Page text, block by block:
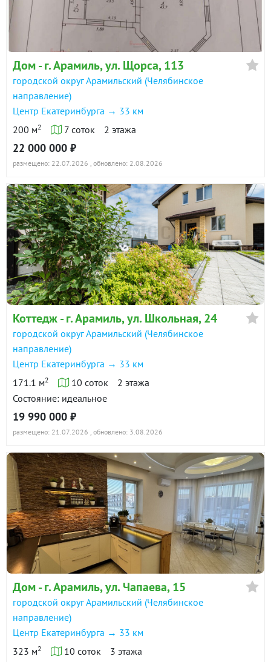
Дом - г. Арамиль, ул. Щорса, 113
городской округ Арамильский (Челябинское
направление)
Центр Екатеринбурга → 33 км
200 м2 7 соток 2 этажа
22 000 000 ₽
размещено: 22.07.2026 , обновлено: 2.08.2026
Коттедж - г. Арамиль, ул. Школьная, 24
городской округ Арамильский (Челябинское
направление)
Центр Екатеринбурга → 33 км
171.1 м2 10 соток
2 этажа
Состояние: идеальное
19 990 000 ₽
размещено: 21.07.2026 , обновлено: 3.08.2026
Дом - г. Арамиль, ул. Чапаева, 15
городской округ Арамильский (Челябинское
направление)
Центр Екатеринбурга → 33 км
323 м2 10 соток 3 этажа